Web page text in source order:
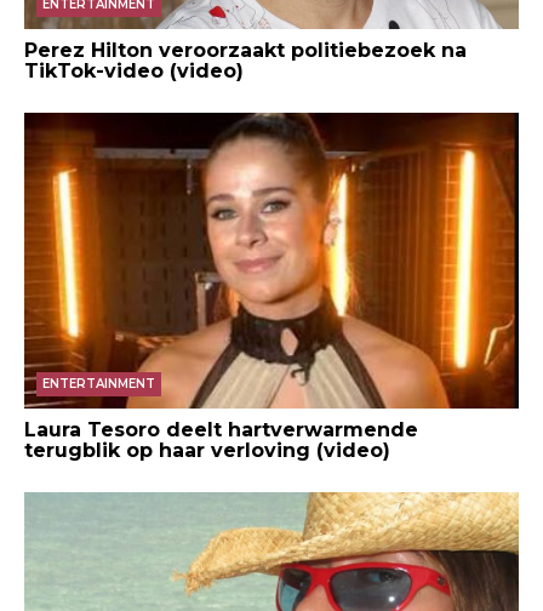
ENTERTAINMENT
Perez Hilton veroorzaakt politiebezoek na
TikTok-video (video)
ENTERTAINMENT
Laura Tesoro deelt hartverwarmende
terugblik op haar verloving (video)